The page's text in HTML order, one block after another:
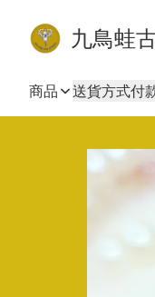
九鳥蛙
商品 送貨方式付